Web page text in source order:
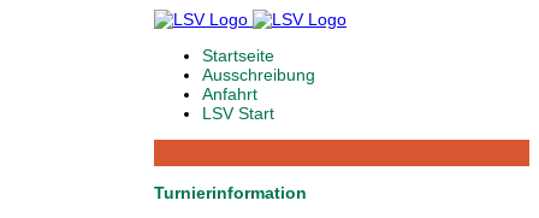
Startseite
Ausschreibung
Anfahrt
LSV Start
Turnierinformation